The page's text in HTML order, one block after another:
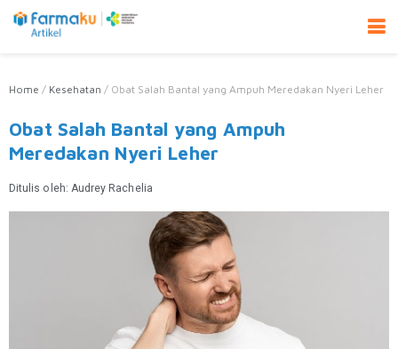
Home / Kesehatan / Obat Salah Bantal yang Ampuh Meredakan Nyeri Leher
Obat Salah Bantal yang Ampuh
Meredakan Nyeri Leher
Ditulis oleh: Audrey Rachelia